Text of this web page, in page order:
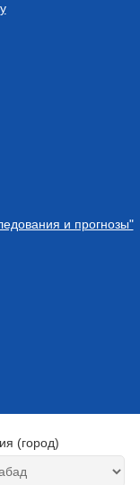
и прогнозы"
(город)